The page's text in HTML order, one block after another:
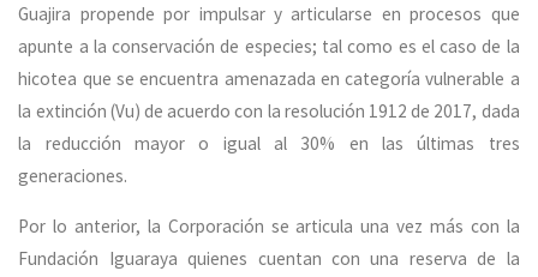
Guajira propende por impulsar y articularse en procesos que
apunte a la conservación de especies; tal como es el caso de la
hicotea que se encuentra amenazada en categoría vulnerable a
la extinción (Vu) de acuerdo con la resolución 1912 de 2017, dada
la reducción mayor o igual al 30% en las últimas tres
generaciones.
Por lo anterior, la Corporación se articula una vez más con la
Fundación Iguaraya quienes cuentan con una reserva de la